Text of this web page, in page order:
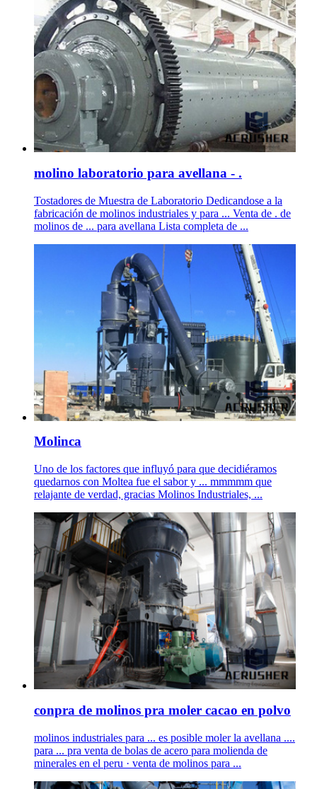
molino laboratorio para avellana - .
Tostadores de Muestra de Laboratorio Dedicandose a la
fabricación de molinos industriales y para ... Venta de . de
molinos de ... para avellana Lista completa de ...
Molinca
Uno de los factores que influyó para que decidiéramos
quedarnos con Moltea fue el sabor y ... mmmmm que
relajante de verdad, gracias Molinos Industriales, ...
conpra de molinos pra moler cacao en polvo
molinos industriales para ... es posible moler la avellana ....
para ... pra venta de bolas de acero para molienda de
minerales en el peru · venta de molinos para ...